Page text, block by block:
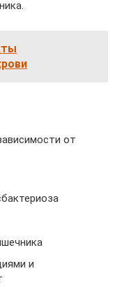
от
и